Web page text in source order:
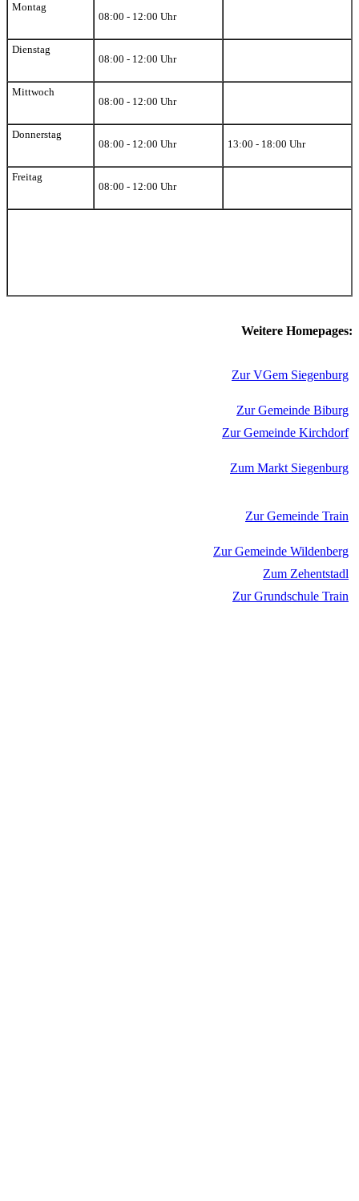
Montag
08:00 - 12:00 Uhr
Dienstag
08:00 - 12:00 Uhr
Mittwoch
08:00 - 12:00 Uhr
Donnerstag
08:00 - 12:00 Uhr
13:00 - 18:00 Uhr
Freitag
08:00 - 12:00 Uhr
Weitere Homepages:
Zur VGem Siegenburg
Zur Gemeinde Biburg
Zur Gemeinde Kirchdorf
Zum Markt Siegenburg
Zur Gemeinde Train
Zur Gemeinde Wildenberg
Zum Zehentstadl
Zur Grundschule Train